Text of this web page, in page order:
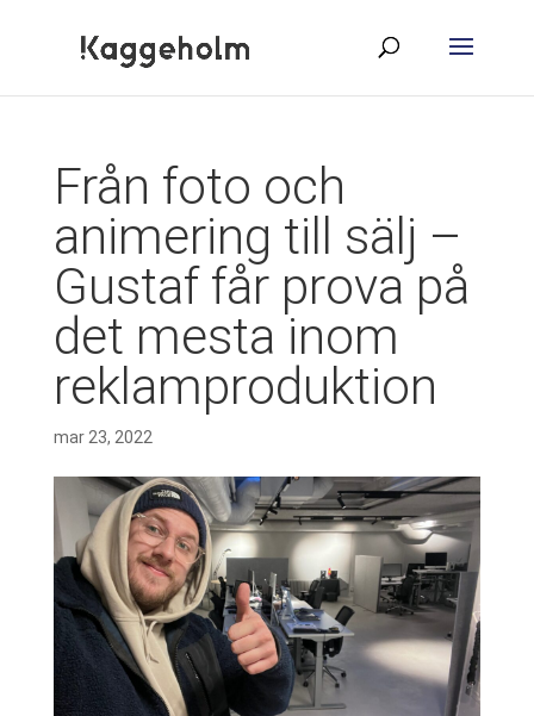
Från foto och
animering till sälj –
Gustaf får prova på
det mesta inom
reklamproduktion
mar 23, 2022